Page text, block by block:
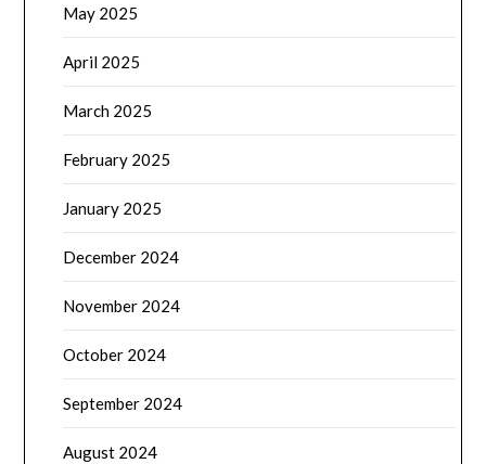
May 2025
April 2025
March 2025
February 2025
January 2025
December 2024
November 2024
October 2024
September 2024
August 2024